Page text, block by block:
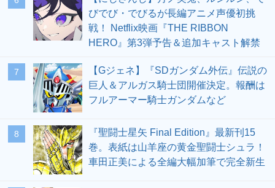
びでび・でびるが長編アニメ声優初挑
戦！ Netflix映画『THE RIBBON
HERO』第3弾予告＆追加キャスト解禁
7
【Gジェネ】『SDガンダム外伝』伝説の
巨人＆アルガス騎士団開催決定。報酬は
フルアーマー騎士ガンダムなど
8
『聖闘士星矢 Final Edition』最新刊15
巻。表紙は山羊座の黄金聖闘士シュラ！
車田正美による全編大幅加筆で完全新生